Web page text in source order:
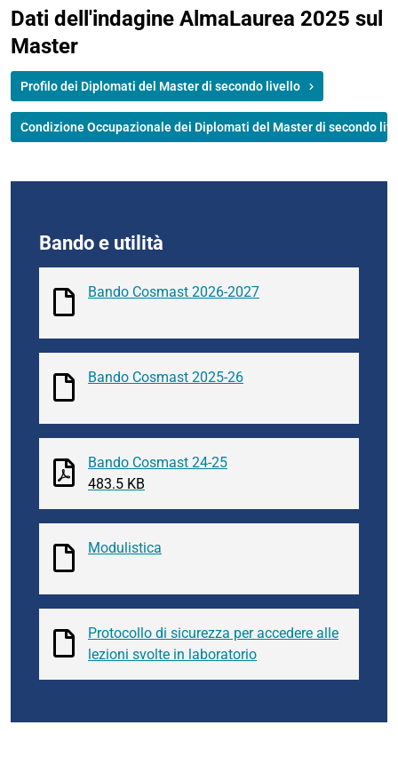
Dati dell'indagine AlmaLaurea 2025 sul
Master
Profilo dei Diplomati del Master di secondo livello
Condizione Occupazionale dei Diplomati del Master di secondo
Bando e utilità
Bando Cosmast 2026-2027
Bando Cosmast 2025-26
Bando Cosmast 24-25
483.5 KB
Modulistica
Protocollo di sicurezza per accedere alle
lezioni svolte in laboratorio